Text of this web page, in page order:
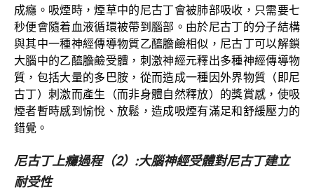
成癮。吸煙時，煙草中的尼古丁會被肺部吸收，只需要七
秒便會隨着血液循環被帶到腦部。由於尼古丁的分子結構
與其中一種神經傳導物質乙醯膽鹼相似，尼古丁可以解鎖
大腦中的乙醯膽鹼受體，刺激神經元釋出多種神經傳導物
質，包括大量的多巴胺，從而造成一種因外界物質（即尼
古丁）刺激而產生（而非身體自然釋放）的獎賞感，使吸
煙者暫時感到愉悅、放鬆，造成吸煙有滿足和舒緩壓力的
錯覺。
尼古丁上癮過程（2） :大腦神經受體對尼古丁建立
耐受性